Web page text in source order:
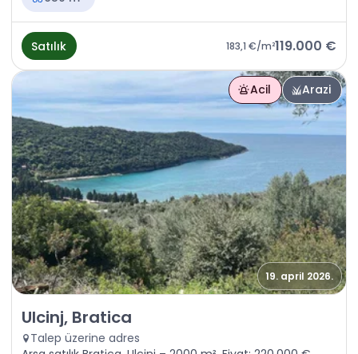
Satılık 183,1 €/m²119.000 €
Acil Arazi
19. april 2026.
Satılık - Arazi Ulcinj, Bratica
Ulcinj, Bratica
Talep üzerine adres